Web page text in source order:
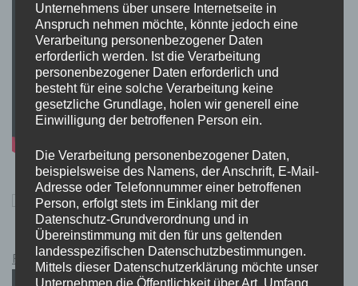
Pokémon Schwert und Schild Kauflink.>LINK<
Unternehmens über unsere Internetseite in
Anspruch nehmen möchte, könnte jedoch eine
Verarbeitung personenbezogener Daten
erforderlich werden. Ist die Verarbeitung
personenbezogener Daten erforderlich und
besteht für eine solche Verarbeitung keine
gesetzliche Grundlage, holen wir generell eine
Einwilligung der betroffenen Person ein.
Die Verarbeitung personenbezogener Daten,
beispielsweise des Namens, der Anschrift, E-Mail-
Adresse oder Telefonnummer einer betroffenen
Person, erfolgt stets im Einklang mit der
Datenschutz-Grundverordnung und in
Übereinstimmung mit den für uns geltenden
landesspezifischen Datenschutzbestimmungen.
Mittels dieser Datenschutzerklärung möchte unser
Unternehmen die Öffentlichkeit über Art, Umfang